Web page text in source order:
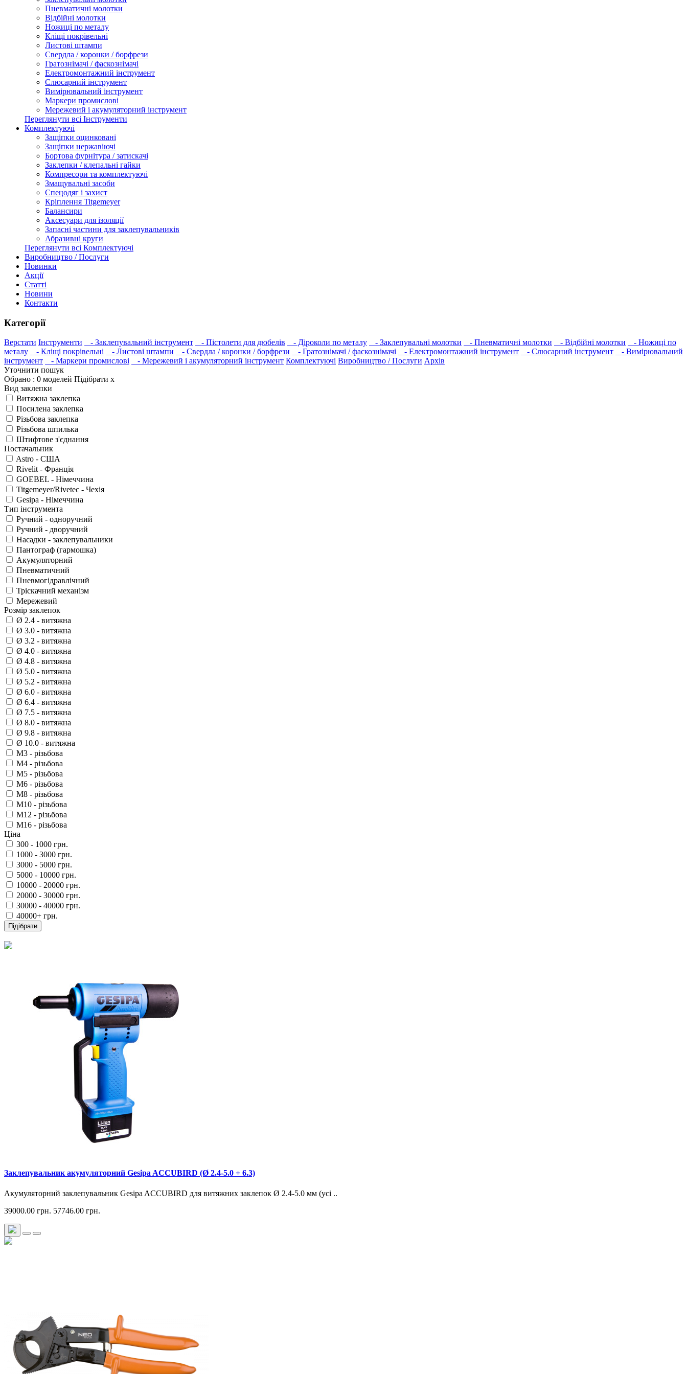
Пневматичні молотки
Відбійні молотки
Ножиці по металу
Кліщі покрівельні
Листові штампи
Свердла / коронки / борфрези
Гратознімачі / фаскознімачі
Електромонтажний інструмент
Слюсарний інструмент
Вимірювальний інструмент
Маркери промислові
Мережевий і акумуляторний інструмент
Переглянути всі Інструменти
Комплектуючі
Защіпки оцинковані
Защіпки нержавіючі
Бортова фурнітура / затискачі
Заклепки / клепальні гайки
Компресори та комплектуючі
Змащувальні засоби
Спецодяг і захист
Кріплення Titgemeyer
Балансири
Аксесуари для ізоляції
Запасні частини для заклепувальників
Абразивні круги
Переглянути всі Комплектуючі
Виробництво / Послуги
Новинки
Акції
Статті
Новини
Контакти
Категорії
Верстати Інструменти - Заклепувальний інструмент - Пістолети для дюбелів - Діроколи по металу - Заклепувальні молотки - Пневматичні молотки - Відбійні молотки
- Ножиці по
металу
- Кліщі покрівельні - Листові штампи - Свердла / коронки / борфрези - Гратознімачі / фаскознімачі - Електромонтажний інструмент - Слюсарний інструмент
- Вимірювальний
інструмент
- Маркери промислові - Мережевий і акумуляторний інструмент Комплектуючі Виробництво / Послуги Архів
Уточнити пошук
Обрано : 0 моделей Підібрати x
Вид заклепки
Витяжна заклепка
Посилена заклепка
Різьбова заклепка
Різьбова шпилька
Штифтове з'єднання
Постачальник
Astro - США
Rivelit - Франція
GOEBEL - Німеччина
Titgemeyer/Rivetec - Чехія
Gesipa - Німеччина
Тип інструмента
Ручний - одноручний
Ручний - дворучний
Насадки - заклепувальники
Пантограф (гармошка)
Акумуляторний
Пневматичний
Пневмогідравлічний
Тріскачний механізм
Мережевий
Розмір заклепок
Ø 2.4 - витяжна
Ø 3.0 - витяжна
Ø 3.2 - витяжна
Ø 4.0 - витяжна
Ø 4.8 - витяжна
Ø 5.0 - витяжна
Ø 5.2 - витяжна
Ø 6.0 - витяжна
Ø 6.4 - витяжна
Ø 7.5 - витяжна
Ø 8.0 - витяжна
Ø 9.8 - витяжна
Ø 10.0 - витяжна
M3 - різьбова
M4 - різьбова
M5 - різьбова
M6 - різьбова
M8 - різьбова
M10 - різьбова
M12 - різьбова
M16 - різьбова
Ціна
300 - 1000 грн.
1000 - 3000 грн.
3000 - 5000 грн.
5000 - 10000 грн.
10000 - 20000 грн.
20000 - 30000 грн.
30000 - 40000 грн.
40000+ грн.
Підібрати
Заклепувальник акумуляторний Gesipa ACCUBIRD (Ø 2.4-5.0 + 6.3)
Акумуляторний заклепувальник Gesipa ACCUBIRD для витяжних заклепок Ø 2.4-5.0 мм (усі ..
39000.00 грн. 57746.00 грн.